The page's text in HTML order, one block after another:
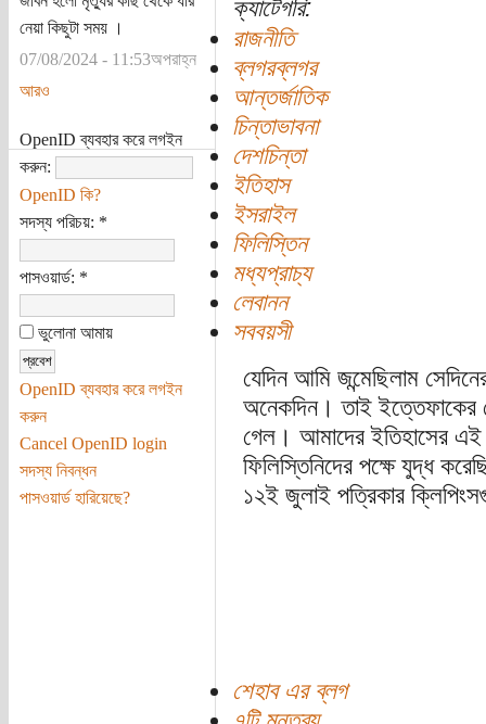
নেয়া কিছুটা সময় ।
07/08/2024 - 11:53অপরাহ্ন
আরও
OpenID ব্যবহার করে লগইন
করুন:
OpenID কি?
সদস্য পরিচয়: *
পাসওয়ার্ড: *
ভুলোনা আমায়
OpenID ব্যবহার করে লগইন
করুন
Cancel OpenID login
সদস্য নিবন্ধন
পাসওয়ার্ড হারিয়েছে?
ক্যাটেগরি:
রাজনীতি
ব্লগরব্লগর
আন্তর্জাতিক
চিন্তাভাবনা
দেশচিন্তা
ইতিহাস
ইসরাইল
ফিলিস্তিন
মধ্যপ্রাচ্য
লেবানন
সববয়সী
যেদিন আমি জন্মেছিলাম
অনেকদিন। তাই ইত্তেফাকের
গেল। আমাদের ইতিহাসের এই
ফিলিস্তিনিদের পক্ষে যুদ্ধ
১২ই জুলাই পত্রিকার
শেহাব এর ব্লগ